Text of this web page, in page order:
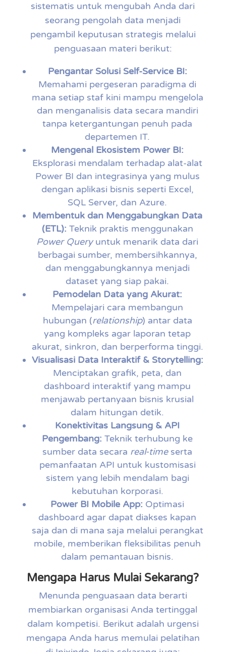
sistematis untuk mengubah Anda dari
seorang pengolah data menjadi
pengambil keputusan strategis melalui
penguasaan materi berikut:
Pengantar Solusi Self-Service BI:
Memahami pergeseran paradigma di
mana setiap staf kini mampu mengelola
dan menganalisis data secara mandiri
tanpa ketergantungan penuh pada
departemen IT.
Mengenal Ekosistem Power BI:
Eksplorasi mendalam terhadap alat-alat
Power BI dan integrasinya yang mulus
dengan aplikasi bisnis seperti Excel,
SQL Server, dan Azure.
Membentuk dan Menggabungkan Data
(ETL): Teknik praktis menggunakan
Power Queryuntuk menarik data dari
berbagai sumber, membersihkannya,
dan menggabungkannya menjadi
dataset yang siap pakai.
Pemodelan Data yang Akurat:
Mempelajari cara membangun
hubungan (relationship) antar data
yang kompleks agar laporan tetap
akurat, sinkron, dan berperforma tinggi.
Visualisasi Data Interaktif & Storytelling:
Menciptakan grafik, peta, dan
dashboard interaktif yang mampu
menjawab pertanyaan bisnis krusial
dalam hitungan detik.
Konektivitas Langsung & API
Pengembang: Teknik terhubung ke
sumber data secara real-timeserta
pemanfaatan API untuk kustomisasi
sistem yang lebih mendalam bagi
kebutuhan korporasi.
Power BI Mobile App: Optimasi
dashboard agar dapat diakses kapan
saja dan di mana saja melalui perangkat
mobile, memberikan fleksibilitas penuh
dalam pemantauan bisnis.
Mengapa Harus Mulai Sekarang?
Menunda penguasaan data berarti
membiarkan organisasi Anda tertinggal
dalam kompetisi. Berikut adalah urgensi
mengapa Anda harus memulai pelatihan